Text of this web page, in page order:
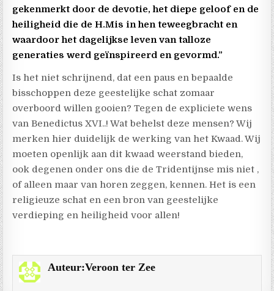
gekenmerkt door de devotie, het diepe geloof en de
heiligheid die de H.Mis in hen teweegbracht en
waardoor het dagelijkse leven van talloze
generaties werd geïnspireerd en gevormd.”
Is het niet schrijnend, dat een paus en bepaalde
bisschoppen deze geestelijke schat zomaar
overboord willen gooien? Tegen de expliciete wens
van Benedictus XVI..! Wat behelst deze mensen? Wij
merken hier duidelijk de werking van het Kwaad. Wij
moeten openlijk aan dit kwaad weerstand bieden,
ook degenen onder ons die de Tridentijnse mis niet ,
of alleen maar van horen zeggen, kennen. Het is een
religieuze schat en een bron van geestelijke
verdieping en heiligheid voor allen!
Auteur:Veroon ter Zee